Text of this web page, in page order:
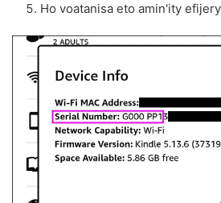
Ho voatanisa eto amin'ity